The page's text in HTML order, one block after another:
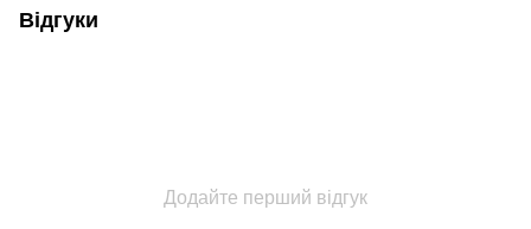
Відгуки
Додайте перший відгук